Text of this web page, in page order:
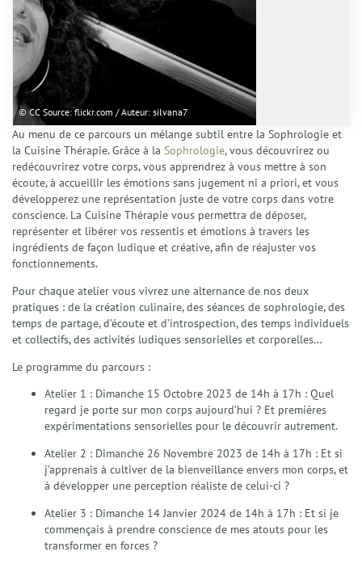
Mes domaines d’intervention
Éthique et déontologie
Spécialités
Gestion du stress et anxiété
Émotions et Santé Émotionnelle
Préparation Mentale
Confiance en Soi
Enfants et Adolescents
Techniques
La Sophrologie
La Résolution Émotionnelle (EmRes)
L’Harmonisation Globale
L’Hypnose Ericksonienne
Le Reiki
Services
Séances individuelles Adultes
Séances Enfants et Adolescents
Séances collectives de Sophrologie
Ateliers et Sophro-Balades
Actualités
Tarifs
FAQ
Contact
© CC Source: flickr.com / Auteur: silvana7
Au menu de ce parcours un mélange subtil entre la Sophrologie et
la Cuisine Thérapie. Grâce à la Sophrologie, vous découvrirez ou
redécouvrirez votre corps, vous apprendrez à vous mettre à son
écoute, à accueillir les émotions sans jugement ni a priori, et vous
développerez une représentation juste de votre corps dans votre
conscience. La Cuisine Thérapie vous permettra de déposer,
représenter et libérer vos ressentis et émotions à travers les
ingrédients de façon ludique et créative, afin de réajuster vos
fonctionnements.
Pour chaque atelier vous vivrez une alternance de nos deux
pratiques : de la création culinaire, des séances de sophrologie, des
temps de partage, d’écoute et d’introspection, des temps individuels
et collectifs, des activités ludiques sensorielles et corporelles…
Le programme du parcours :
Atelier 1 : Dimanche 15 Octobre 2023 de 14h à 17h : Quel
regard je porte sur mon corps aujourd’hui ? Et premières
expérimentations sensorielles pour le découvrir autrement.
Atelier 2 : Dimanche 26 Novembre 2023 de 14h à 17h : Et si
j’apprenais à cultiver de la bienveillance envers mon corps, et
à développer une perception réaliste de celui-ci ?
Atelier 3 : Dimanche 14 Janvier 2024 de 14h à 17h : Et si je
commençais à prendre conscience de mes atouts pour les
transformer en forces ?